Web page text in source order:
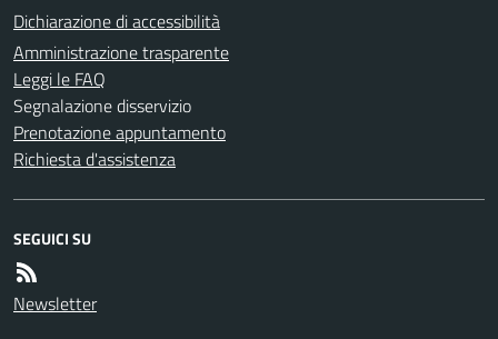
Dichiarazione di accessibilità
Amministrazione trasparente
Leggi le FAQ
Segnalazione disservizio
Prenotazione appuntamento
Richiesta d'assistenza
SEGUICI SU
Newsletter